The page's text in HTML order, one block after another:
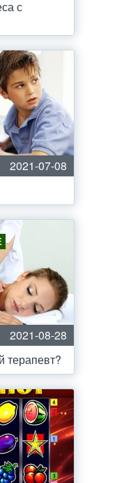
с
2021-07-08
2021-08-28
терапевт?